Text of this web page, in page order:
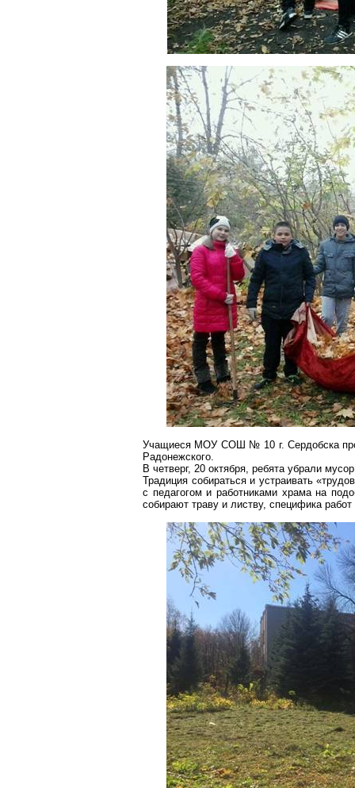
Учащиеся МОУ СОШ № 10 г. Сердобска
Радонежского.
В четверг, 20 октября, ребята убрали
Традиция собираться и устраивать
с педагогом и работниками храма на
собирают траву и листву, специфика работ